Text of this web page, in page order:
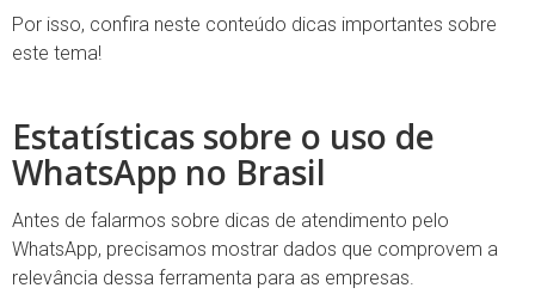
Por isso, confira neste conteúdo dicas importantes sobre
este tema!
Estatísticas sobre o uso de
WhatsApp no Brasil
Antes de falarmos sobre dicas de atendimento pelo
WhatsApp, precisamos mostrar dados que comprovem a
relevância dessa ferramenta para as empresas.